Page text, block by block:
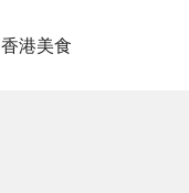
香港美食